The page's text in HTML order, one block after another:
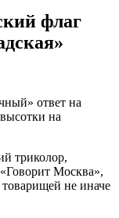
флаг
ответ на
на
триколор,
Москва»,
товарищей не иначе